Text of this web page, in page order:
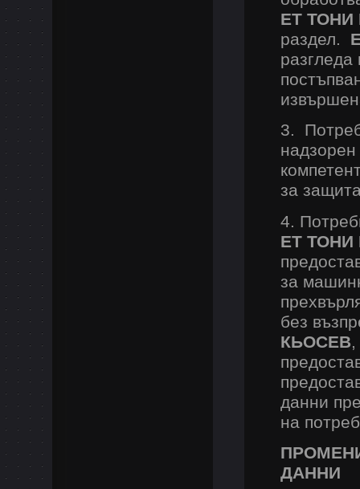
ЕТ ТОНИ
раздел.
3.
за
4.
ЕТ
за
без
КЬОСЕВ
данни
на
ДАННИ